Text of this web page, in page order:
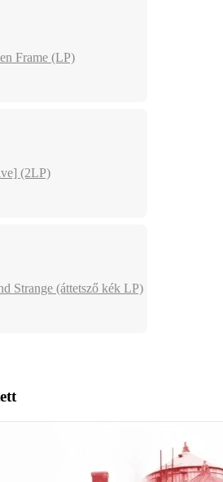
Frame (LP)
(2LP)
Strange (áttetsző kék LP)